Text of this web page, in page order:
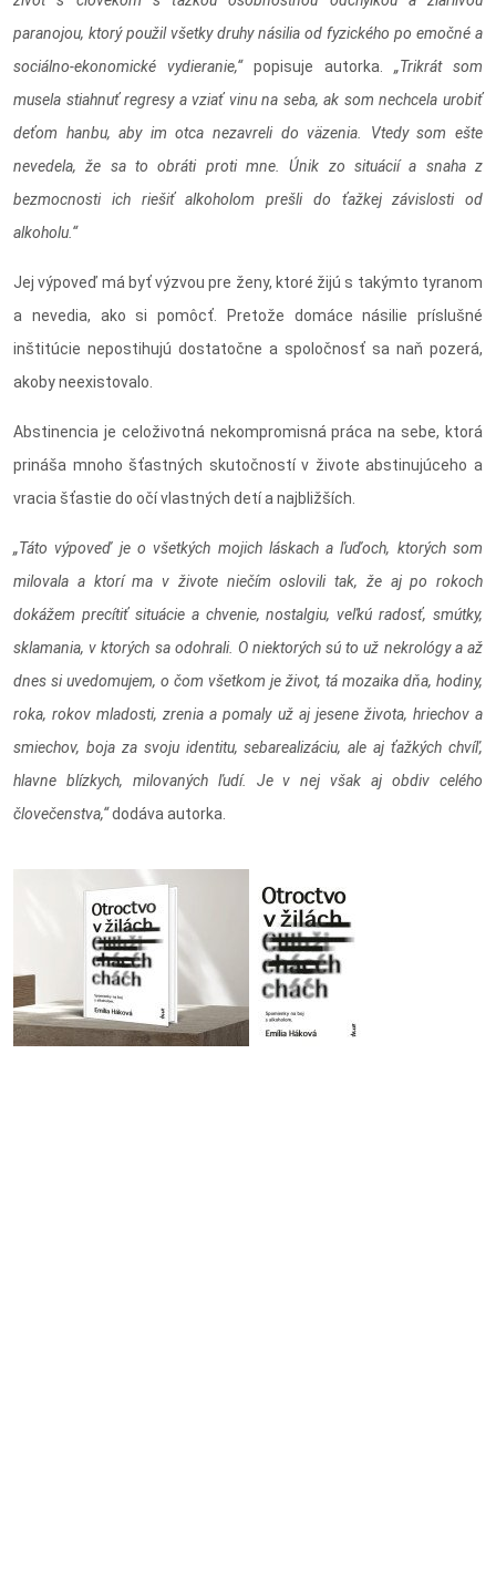
paranojou, ktorý použil všetky druhy násilia od fyzického po emočné a
sociálno-ekonomické vydieranie,“popisuje autorka. „Trikrát som
musela stiahnuť regresy a vziať vinu na seba, ak som nechcela urobiť
deťom hanbu, aby im otca nezavreli do väzenia. Vtedy som ešte
nevedela, že sa to obráti proti mne. Únik zo situácií a snaha z
bezmocnosti ich riešiť alkoholom prešli do ťažkej závislosti od
alkoholu.“
Jej výpoveď má byť výzvou pre ženy, ktoré žijú s takýmto tyranom
a nevedia, ako si pomôcť. Pretože domáce násilie príslušné
inštitúcie nepostihujú dostatočne a spoločnosť sa naň pozerá,
akoby neexistovalo.
Abstinencia je celoživotná nekompromisná práca na sebe, ktorá
prináša mnoho šťastných skutočností v živote abstinujúceho a
vracia šťastie do očí vlastných detí a najbližších.
„Táto výpoveď je o všetkých mojich láskach a ľuďoch, ktorých som
milovala a ktorí ma v živote niečím oslovili tak, že aj po rokoch
dokážem precítiť situácie a chvenie, nostalgiu, veľkú radosť, smútky,
sklamania, v ktorých sa odohrali. O niektorých sú to už nekrológy a až
dnes si uvedomujem, o čom všetkom je život, tá mozaika dňa, hodiny,
roka, rokov mladosti, zrenia a pomaly už aj jesene života, hriechov a
smiechov, boja za svoju identitu, sebarealizáciu, ale aj ťažkých chvíľ,
hlavne blízkych, milovaných ľudí. Je v nej však aj obdiv celého
človečenstva,“dodáva autorka.